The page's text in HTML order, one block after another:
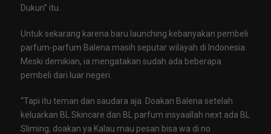
Dukun” itu.
Untuk sekarang karena baru launching kebanyakan pembeli
parfum-parfum Balena masih seputar wilayah di Indonesia.
Meski demikian, ia mengatakan sudah ada beberapa
pembeli dari luar negeri.
“Tapi itu teman dan saudara aja. Doakan Balena setelah
keluarkan BL Skincare dan BL parfum insyaallah next ada BL
Sliming, doakan ya Kalau mau pesan bisa wa di no